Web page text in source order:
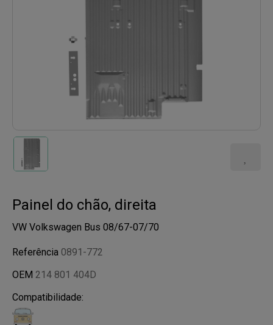
Painel do chão, direita
VW Volkswagen Bus 08/67-07/70
Referência 0891-772
OEM 214 801 404D
Compatibilidade: